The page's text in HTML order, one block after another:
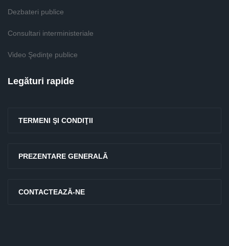
Dezbateri publice
Consultari interministeriale
Video Şedinţe publice
Legături rapide
TERMENI ŞI CONDIŢII
PREZENTARE GENERALĂ
CONTACTEAZĂ-NE